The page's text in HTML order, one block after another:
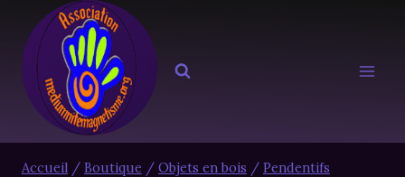
contenu
Accueil / Boutique / Objets en bois / Pendentifs